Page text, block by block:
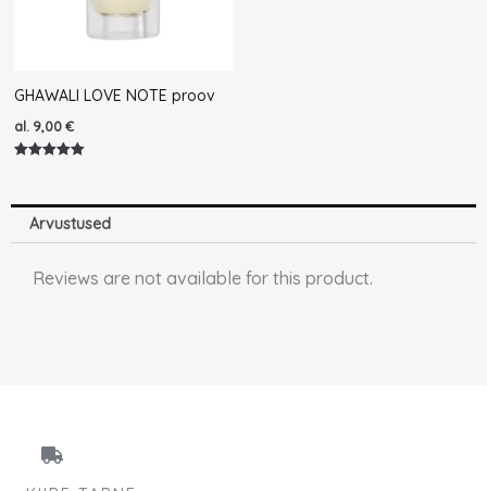
GHAWALI LOVE NOTE proov
al. 9,00€
Arvustused
Reviews are not available for this product.